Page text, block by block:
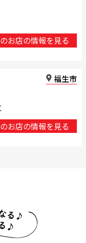
お店の情報を見る
福生市
お店の情報を見る